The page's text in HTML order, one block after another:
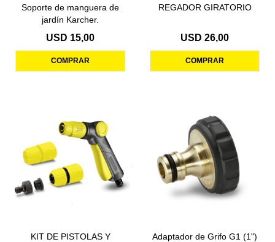
Soporte de manguera de
jardín Karcher.
USD 15,00
REGADOR GIRATORIO
USD 26,00
KIT DE PISTOLAS Y
Adaptador de Grifo G1 (1")